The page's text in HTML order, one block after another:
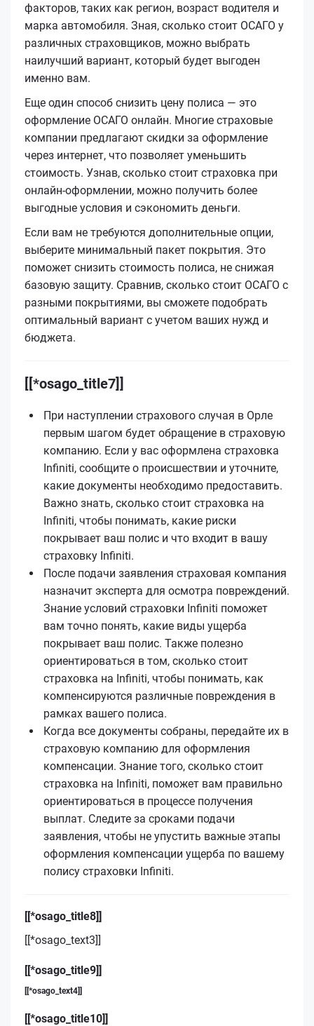
факторов, таких как регион, возраст водителя и
марка автомобиля. Зная, сколько стоит ОСАГО у
различных страховщиков, можно выбрать
наилучший вариант, который будет выгоден
именно вам.
Еще один способ снизить цену полиса — это
оформление ОСАГО онлайн. Многие страховые
компании предлагают скидки за оформление
через интернет, что позволяет уменьшить
стоимость. Узнав, сколько стоит страховка при
онлайн-оформлении, можно получить более
выгодные условия и сэкономить деньги.
Если вам не требуются дополнительные опции,
выберите минимальный пакет покрытия. Это
поможет снизить стоимость полиса, не снижая
базовую защиту. Сравнив, сколько стоит ОСАГО с
разными покрытиями, вы сможете подобрать
оптимальный вариант с учетом ваших нужд и
бюджета.
[[*osago_title7]]
При наступлении страхового случая в Орле
первым шагом будет обращение в страховую
компанию. Если у вас оформлена страховка
Infiniti, сообщите о происшествии и уточните,
какие документы необходимо предоставить.
Важно знать, сколько стоит страховка на
Infiniti, чтобы понимать, какие риски
покрывает ваш полис и что входит в вашу
страховку Infiniti.
После подачи заявления страховая компания
назначит эксперта для осмотра повреждений.
Знание условий страховки Infiniti поможет
вам точно понять, какие виды ущерба
покрывает ваш полис. Также полезно
ориентироваться в том, сколько стоит
страховка на Infiniti, чтобы понимать, как
компенсируются различные повреждения в
рамках вашего полиса.
Когда все документы собраны, передайте их в
страховую компанию для оформления
компенсации. Знание того, сколько стоит
страховка на Infiniti, поможет вам правильно
ориентироваться в процессе получения
выплат. Следите за сроками подачи
заявления, чтобы не упустить важные этапы
оформления компенсации ущерба по вашему
полису страховки Infiniti.
[[*osago_title8]]
[[*osago_text3]]
[[*osago_title9]]
[[*osago_text4]]
[[*osago_title10]]